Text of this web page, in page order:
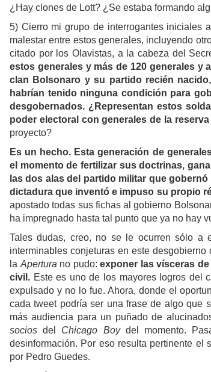
¿Hay clones de Lott? ¿Se estaba formando
5) Cierro mi grupo de interrogantes iniciales
malestar entre estos generales, incluyendo
citado por los Olavistas, a la cabeza del
estos generales y más de 120 generales y
clan Bolsonaro y su partido recién
habrían tenido ninguna condición para
desgobernados. ¿Representan estos
poder electoral con generales de la
proyecto?
Es un hecho. Esta generación de
el momento de fertilizar sus doctrinas,
las dos alas del partido militar que
dictadura que inventó e impuso su propio
apostado todas sus fichas al gobierno
ha impregnado hasta tal punto que ya no hay
Tales dudas, creo, no se le ocurren sólo a
interminables conjeturas en este
la Apertura no pudo: exponer las vísceras
civil. Este es uno de los mayores logros del
expulsado y no lo fue. Ahora, donde el
cada tweet podría ser una frase de algo que
más audiencia para un puñado de
socios del Chicago Boydel momento.
desinformación. Por eso resulta pertinente el
por Pedro Guedes.